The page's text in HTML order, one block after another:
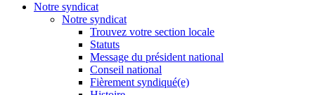
Notre syndicat
Notre syndicat
Trouvez votre section locale
Statuts
Message du président national
Conseil national
Fièrement syndiqué(e)